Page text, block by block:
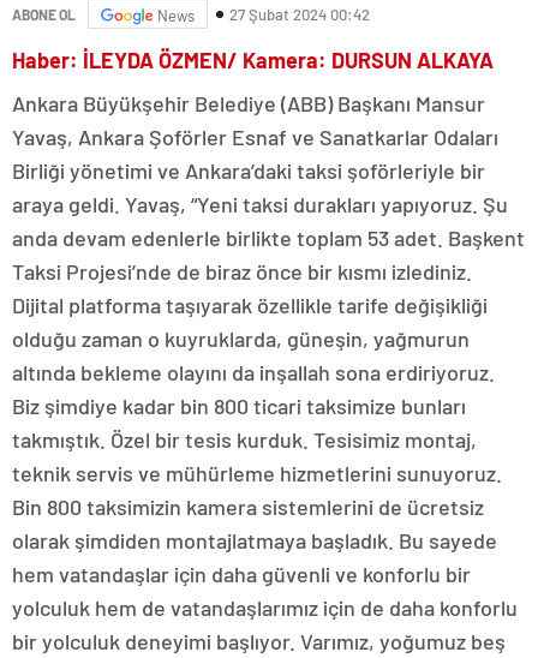
ABONE OL News 27 Şubat 2024 00:42
Haber: İLEYDA ÖZMEN/ Kamera: DURSUN ALKAYA
Ankara Büyükşehir Belediye (ABB) Başkanı Mansur
Yavaş, Ankara Şoförler Esnaf ve Sanatkarlar Odaları
Birliği yönetimi ve Ankara’daki taksi şoförleriyle bir
araya geldi. Yavaş, “Yeni taksi durakları yapıyoruz. Şu
anda devam edenlerle birlikte toplam 53 adet. Başkent
Taksi Projesi’nde de biraz önce bir kısmı izlediniz.
Dijital platforma taşıyarak özellikle tarife değişikliği
olduğu zaman o kuyruklarda, güneşin, yağmurun
altında bekleme olayını da inşallah sona erdiriyoruz.
Biz şimdiye kadar bin 800 ticari taksimize bunları
takmıştık. Özel bir tesis kurduk. Tesisimiz montaj,
teknik servis ve mühürleme hizmetlerini sunuyoruz.
Bin 800 taksimizin kamera sistemlerini de ücretsiz
olarak şimdiden montajlatmaya başladık. Bu sayede
hem vatandaşlar için daha güvenli ve konforlu bir
yolculuk hem de vatandaşlarımız için de daha konforlu
bir yolculuk deneyimi başlıyor. Varımız, yoğumuz beş